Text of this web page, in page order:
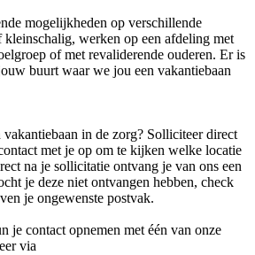
mogelijkheden op verschillende
werken op een afdeling met
of met revaliderende ouderen. Er is
buurt waar we jou een vakantiebaan
in de zorg? Solliciteer direct
met je op om te kijken welke locatie
na je sollicitatie ontvang je van ons een
je deze niet ontvangen hebben, check
je ongewenste postvak.
je contact opnemen met één van onze
via